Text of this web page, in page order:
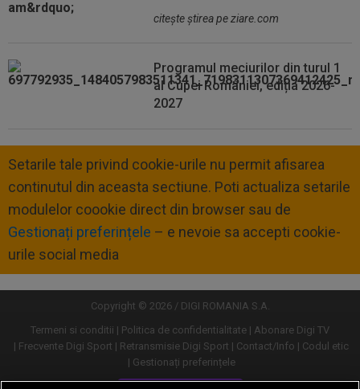
citeşte ştirea pe ziare.com
Programul meciurilor din turul 1
al Cupei României, ediția 2026-
2027
Setarile tale privind cookie-urile nu permit afisarea
continutul din aceasta sectiune. Poti actualiza setarile
modulelor coookie direct din browser sau de
Gestionați preferințele – e nevoie sa accepti cookie-
urile social media
Copyright © 2026 / DIGI ROMANIA S.A.
Termeni si conditii
Politica de confidentialitate
Abonare Digi TV
Frecvente Digi Sport
Retransmisie Digi Sport Contact/Info
Codul etic
Gestionați preferințele